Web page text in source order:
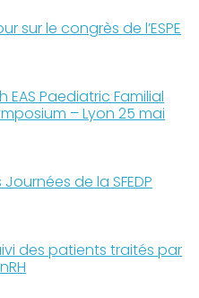
sur le congrès de l’ESPE
Paediatric Familial
– Lyon 25 mai
de la SFEDP
des patients traités par